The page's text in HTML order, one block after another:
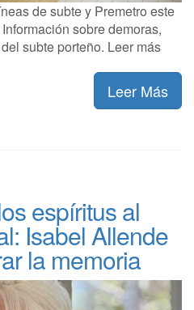
de subte y Premetro este
sobre demoras,
subte porteño. Leer más
Leer Más
espíritus al
Isabel Allende
la memoria